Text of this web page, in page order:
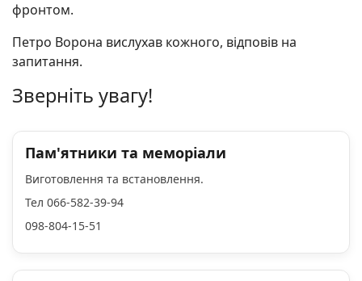
фронтом.
Петро Ворона вислухав кожного, відповів на
запитання.
Зверніть увагу!
Пам'ятники та меморіали
Виготовлення та встановлення.
Тел 066-582-39-94
098-804-15-51